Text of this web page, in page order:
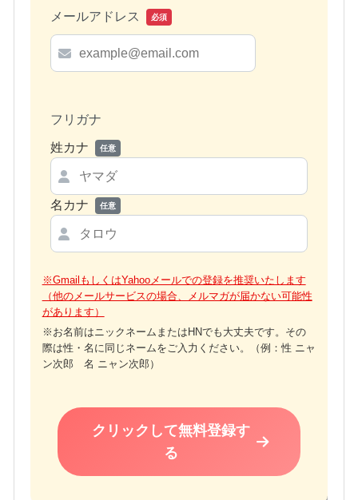
メールアドレス 必須
フリガナ
姓カナ 任意
名カナ 任意
※GmailもしくはYahooメールでの登録を推奨いたします
（他のメールサービスの場合、メルマガが届かない可能性
があります）
※お名前はニックネームまたはHNでも大丈夫です。その
際は性・名に同じネームをご入力ください。（例：性 ニャ
ン次郎 名 ニャン次郎）
クリックして無料登録す
る